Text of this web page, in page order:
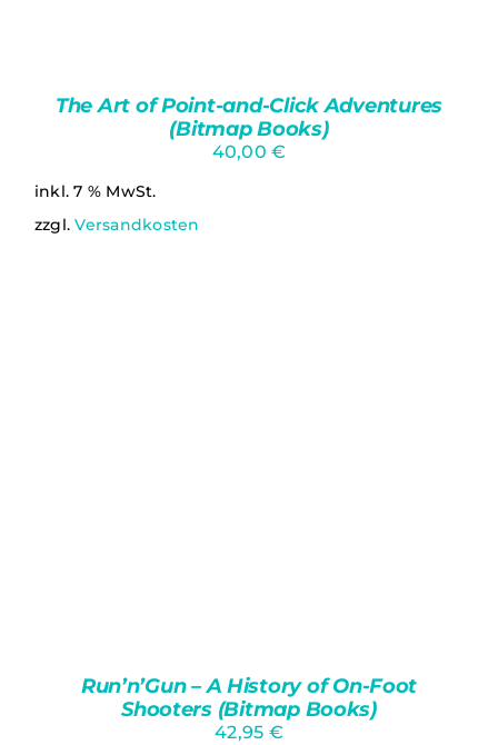
The Art of Point-and-Click Adventures
(Bitmap Books)
40,00€
inkl. 7 % MwSt.
zzgl.Versandkosten
Run’n’Gun – A History of On-Foot
Shooters (Bitmap Books)
42,95 €